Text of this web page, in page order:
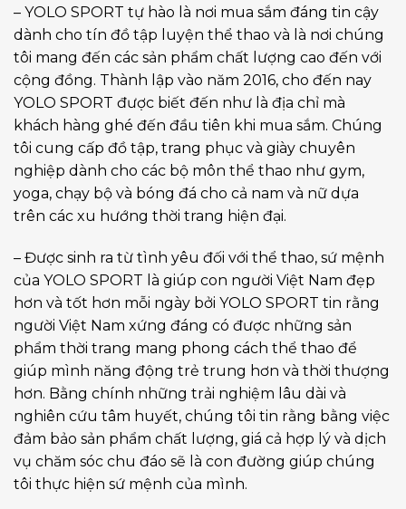
– YOLO SPORT tự hào là nơi mua sắm đáng tin cậy
dành cho tín đồ tập luyện thể thao và là nơi chúng
tôi mang đến các sản phẩm chất lượng cao đến với
cộng đồng. Thành lập vào năm 2016, cho đến nay
YOLO SPORT được biết đến như là địa chỉ mà
khách hàng ghé đến đầu tiên khi mua sắm. Chúng
tôi cung cấp đồ tập, trang phục và giày chuyên
nghiệp dành cho các bộ môn thể thao như gym,
yoga, chạy bộ và bóng đá cho cả nam và nữ dựa
trên các xu hướng thời trang hiện đại.
– Được sinh ra từ tình yêu đối với thể thao, sứ mệnh
của YOLO SPORT là giúp con người Việt Nam đẹp
hơn và tốt hơn mỗi ngày bởi YOLO SPORT tin rằng
người Việt Nam xứng đáng có được những sản
phẩm thời trang mang phong cách thể thao để
giúp mình năng động trẻ trung hơn và thời thượng
hơn. Bằng chính những trải nghiệm lâu dài và
nghiên cứu tâm huyết, chúng tôi tin rằng bằng việc
đảm bảo sản phẩm chất lượng, giá cả hợp lý và dịch
vụ chăm sóc chu đáo sẽ là con đường giúp chúng
tôi thực hiện sứ mệnh của mình.